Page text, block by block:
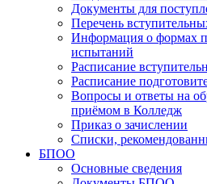
Документы для
Перечень
Информация о формах
испытаний
Расписание
Расписание
Вопросы и ответы на
приёмом в Колледж
Приказ о зачислении
Списки,
БПОО
Основные сведения